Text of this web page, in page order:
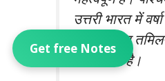
Get free Notes
उत्तरी भारत में
पूर्वी मानसून
वर्षा करता है।